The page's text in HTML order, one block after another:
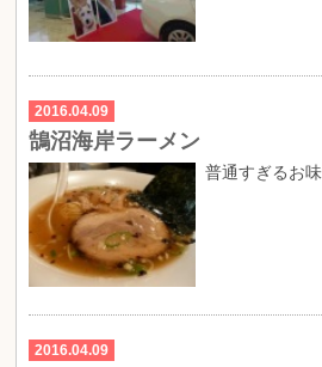
2016.04.09
鵠沼海岸ラーメン
普通すぎるお味
2016.04.09